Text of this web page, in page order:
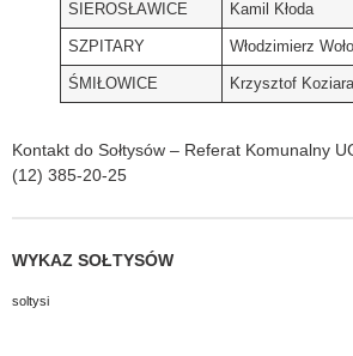
SIEROSŁAWICE Kamil Kłoda
SZPITARY Włodzimierz
ŚMIŁOWICE Krzysztof
Kontakt do Sołtysów – Referat Komunalny
(12) 385-20-25
WYKAZ SOŁTYSÓW
soltysi